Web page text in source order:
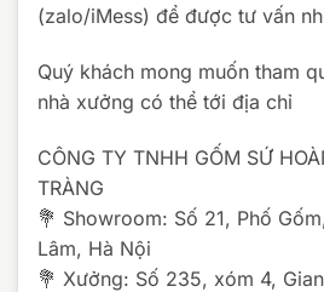
(zalo/iMess) để được tư vấn
Quý khách mong muốn tham
nhà xưởng có thể tới địa chỉ
CÔNG TY TNHH GỐM SỨ
TRÀNG
💐 Showroom: Số 21, Phố
Lâm, Hà Nội
💐 Xưởng: Số 235, xóm 4,